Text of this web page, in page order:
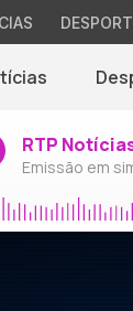
RTP
Emissão em